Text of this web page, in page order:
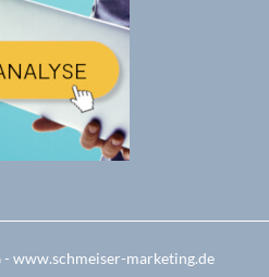
- www.schmeiser-marketing.de